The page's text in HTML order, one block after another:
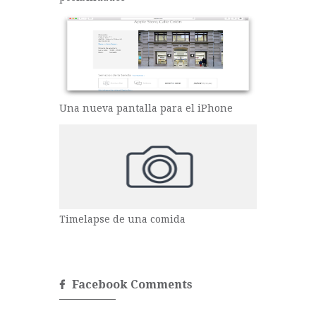
Una nueva pantalla para el iPhone
Timelapse de una comida
Facebook Comments